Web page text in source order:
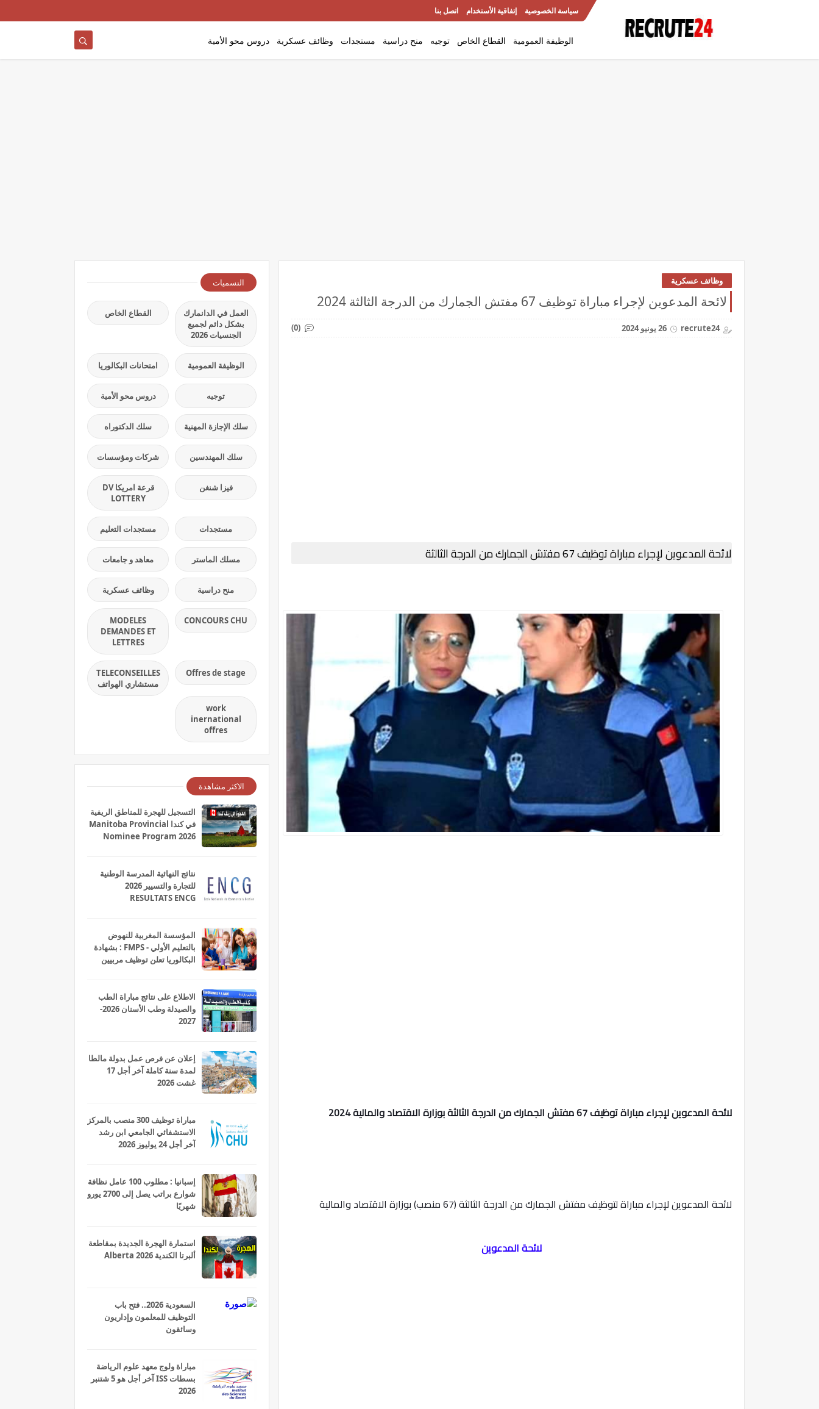
سياسة الخصوصية إتفاقية الأستخدام اتصل بنا
الوظيفة العمومية القطاع الخاص توجيه منح دراسية مستجدات وظائف عسكرية دروس محو الأمية
وظائف عسكرية
لائحة المدعوين لإجراء مباراة توظيف 67 مفتش الجمارك من الدرجة الثالثة 2024
recrute24 26 يونيو 2024 (0)
لائحة المدعوين لإجراء مباراة توظيف 67 مفتش الجمارك من الدرجة الثالثة
لائحة المدعوين لإجراء مباراة توظيف 67 مفتش الجمارك من الدرجة الثالثة بوزارة الاقتصاد والمالية 2024
لائحة المدعوين لإجراء مباراة لتوظيف مفتش الجمارك من الدرجة الثالثة (67 منصب) بوزارة الاقتصاد والمالية
لائحة المدعوين
التسميات
العمل في الدانمارك
بشكل دائم لجميع
الجنسيات 2026
القطاع الخاص
الوظيفة العمومية امتحانات البكالوريا
توجيه دروس محو الأمية
سلك الإجازة المهنية سلك الدكتوراه
سلك المهندسين شركات ومؤسسات
فيزا شنغن
قرعة امريكا DV
LOTTERY
مستجدات مستجدات التعليم
مسلك الماستر معاهد و جامعات
منح دراسية وظائف عسكرية
CONCOURS CHU
MODELES
DEMANDES ET
LETTRES
Offres de stage
TELECONSEILLES
مستشاري الهواتف
work
inernational
offres
الاكثر مشاهدة
التسجيل للهجرة للمناطق الريفية
في كندا Manitoba Provincial
Nominee Program 2026
نتائج النهائية المدرسة الوطنية
للتجارة والتسيير 2026
RESULTATS ENCG
المؤسسة المغربية للنهوض
بالتعليم الأولي - FMPS : بشهادة
البكالوريا تعلن توظيف مربيين
الاطلاع على نتائج مباراة الطب
والصيدلة وطب الأسنان 2026-
2027
إعلان عن فرص عمل بدولة مالطا
لمدة سنة كاملة آخر أجل 17
غشت 2026
مباراة توظيف 300 منصب بالمركز
الاستشفائي الجامعي ابن رشد
آخر أجل 24 يوليوز 2026
إسبانيا : مطلوب 100 عامل نظافة
شوارع براتب يصل إلى 2700 يورو
شهريًا
استمارة الهجرة الجديدة بمقاطعة
ألبرتا الكندية Alberta 2026
السعودية 2026.. فتح باب
التوظيف للمعلمون وإداريون
وسائقون
مباراة ولوج معهد علوم الرياضة
بسطات ISS آخر أجل هو 5 شتنبر
2026